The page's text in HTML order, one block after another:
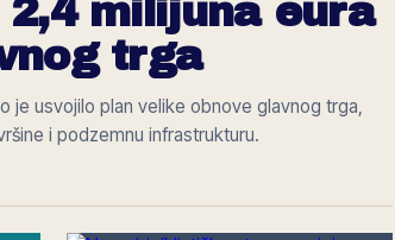
milijuna eura
trga
je usvojilo plan velike obnove glavnog trga,
i podzemnu infrastrukturu.